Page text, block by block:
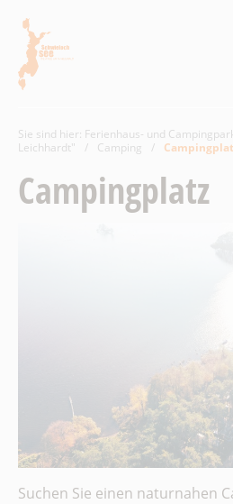
Sie sind hier: Ferienhaus- und
Leichhardt"
/ Camping /
Campingplatz
Suchen Sie einen naturnahen